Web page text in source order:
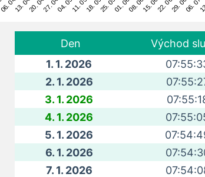
Den Východ
1. 1. 2026
2. 1. 2026
3. 1. 2026
4. 1. 2026
5. 1. 2026
6. 1. 2026
7. 1. 2026